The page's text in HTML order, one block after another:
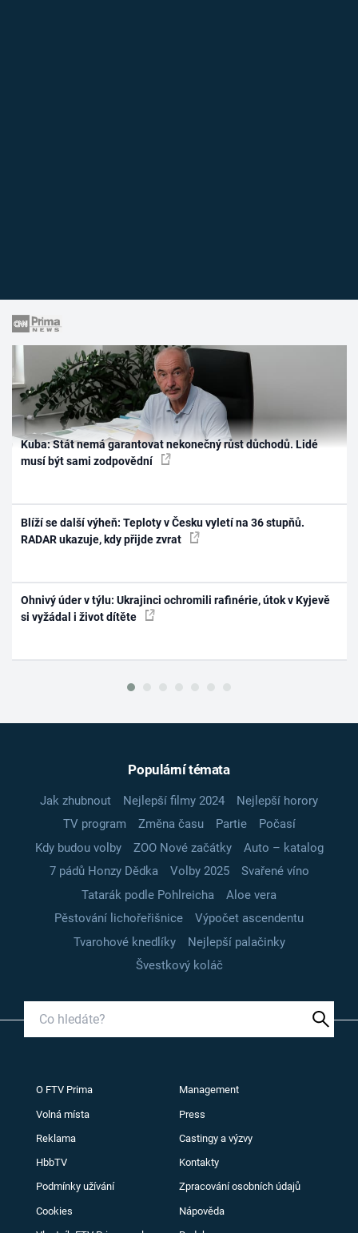
Kuba: Stát nemá garantovat nekonečný růst důchodů. Lidé
musí být sami zodpovědní
Blíží se další výheň: Teploty v Česku vyletí na 36 stupňů.
RADAR ukazuje, kdy přijde zvrat
Ohnivý úder v týlu: Ukrajinci ochromili rafinérie, útok v Kyjevě
si vyžádal i život dítěte
Populární témata
Jak zhubnout Nejlepší filmy 2024
Nejlepší horory
TV program
Změna času Partie
Počasí
Kdy budou volby
ZOO Nové začátky
Auto – katalog
7 pádů Honzy Dědka
Volby 2025
Svařené víno
Tatarák podle Pohlreicha
Aloe vera
Pěstování lichořeřišnice
Výpočet ascendentu
Tvarohové knedlíky
Nejlepší palačinky
Švestkový koláč
O FTV Prima Management
Volná místa Press
Reklama Castingy a výzvy
HbbTV Kontakty
Podmínky užívání Zpracování osobních údajů
Cookies Nápověda